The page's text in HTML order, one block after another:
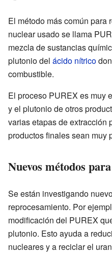
El método más común para
nuclear usado se llama
mezcla de sustancias
plutonio del ácido nítrico
combustible.
El proceso PUREX es muy
y el plutonio de otros
varias etapas de extracción
productos finales sean muy
Nuevos métodos
Se están investigando
reprocesamiento. Por
modificación del PUREX
plutonio. Esto ayuda a
nucleares y a reciclar el